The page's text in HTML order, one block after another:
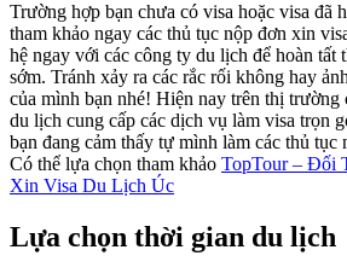
Trường hợp bạn chưa có visa hoặc visa đã
tham khảo ngay các thủ tục nộp đơn xin
hệ ngay với các công ty du lịch để hoàn tất
sớm. Tránh xảy ra các rắc rối không hay
của mình bạn nhé! Hiện nay trên thị trường
du lịch cung cấp các dịch vụ làm visa trọn
bạn đang cảm thấy tự mình làm các thủ tục
Có thể lựa chọn tham khảo TopTour – Đối
Xin Visa Du Lịch Úc
Lựa chọn thời gian du lịch